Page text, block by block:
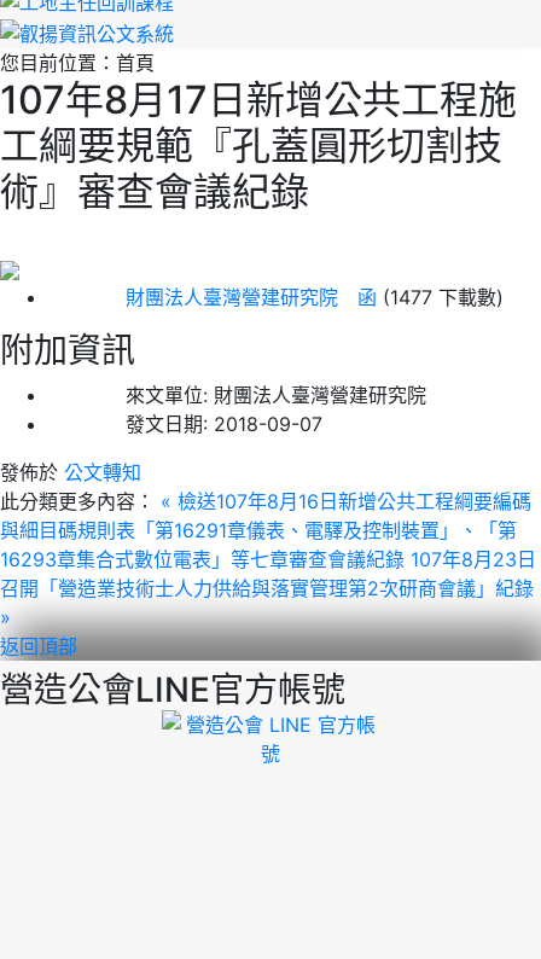
您目前位置： 首頁
107年8月17日新增公共工程施
工綱要規範『孔蓋圓形切割技
術』審查會議紀錄
財團法人臺灣營建研究院 函 (1477 下載數)
附加資訊
來文單位: 財團法人臺灣營建研究院
發文日期: 2018-09-07
發佈於 公文轉知
此分類更多內容：
« 檢送107年8月16日新增公共工程綱要編碼
與細目碼規則表「第16291章儀表、電驛及控制裝置」、「第
16293章集合式數位電表」等七章審查會議紀錄 107年8月23日
召開「營造業技術士人力供給與落實管理第2次研商會議」紀錄
»
返回頂部
營造公會LINE官方帳號